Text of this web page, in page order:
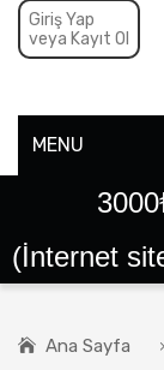
Giriş Yap
veya Kayıt Ol
MENU
ANA SAYFA
SIPARIŞLER
BALLAR
(İnternet
Ana Sayfa